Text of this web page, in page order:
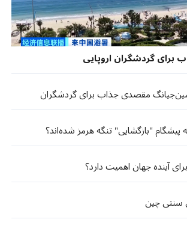
گردشگران اروپایی
شین‌جیانگ مقصدی جذاب برای گردشگران
پیشگام "بازگشایی" تنگه هرمز شده‌اند؟
آینده جهان اهمیت دارد؟
سنتی چین